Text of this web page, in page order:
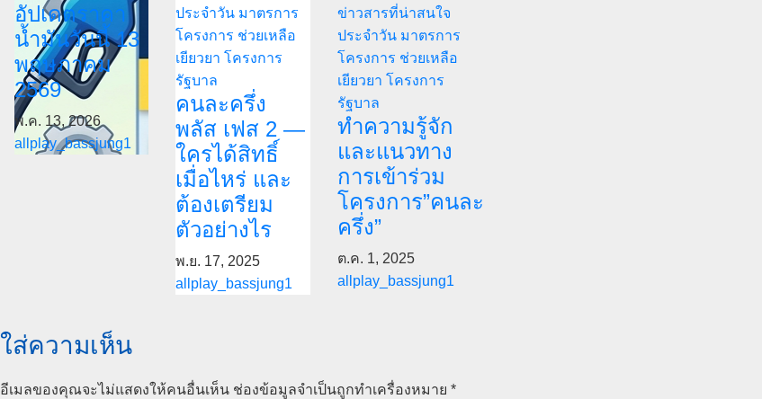
อัปเดตราคา
น้ำมันวันนี้ 13
พฤษภาคม
2569
พ.ค. 13, 2026
allplay_bassjung1
ประจำวัน มาตรการ
โครงการ ช่วยเหลือ
เยียวยาโครงการ
รัฐบาล
คนละครึ่ง
พลัส เฟส 2 —
ใครได้สิทธิ์
เมื่อไหร่ และ
ต้องเตรียม
ตัวอย่างไร
พ.ย. 17, 2025
allplay_bassjung1
ข่าวสารที่น่าสนใจ
ประจำวัน มาตรการ
โครงการ ช่วยเหลือ
เยียวยา โครงการ
รัฐบาล
ทำความรู้จัก
และแนวทาง
การเข้าร่วม
โครงการ”คนละ
ครึ่ง”
ต.ค. 1, 2025
allplay_bassjung1
ใส่ความเห็น
อีเมลของคุณจะไม่แสดงให้คนอื่นเห็น ช่องข้อมูลจำเป็นถูกทำเครื่องหมาย *